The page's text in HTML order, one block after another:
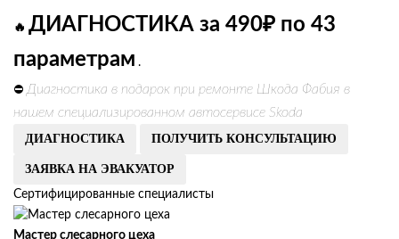
🔥 ДИАГНОСТИКА за 490₽ по 43
параметрам .
⛔ Диагностика в подарок при ремонте Шкода Фабия в
нашем специализированном автосервисе Skoda
ДИАГНОСТИКА ПОЛУЧИТЬ КОНСУЛЬТАЦИЮ
ЗАЯВКА НА ЭВАКУАТОР
Сертифицированные специалисты
Мастер слесарного цеха